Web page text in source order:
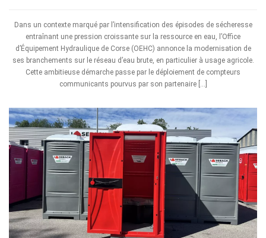
Dans un contexte marqué par l’intensification des épisodes de sécheresse
entraînant une pression croissante sur la ressource en eau, l’Office
d’Équipement Hydraulique de Corse (OEHC) annonce la modernisation de
ses branchements sur le réseau d’eau brute, en particulier à usage agricole.
Cette ambitieuse démarche passe par le déploiement de compteurs
communicants pourvus par son partenaire […]